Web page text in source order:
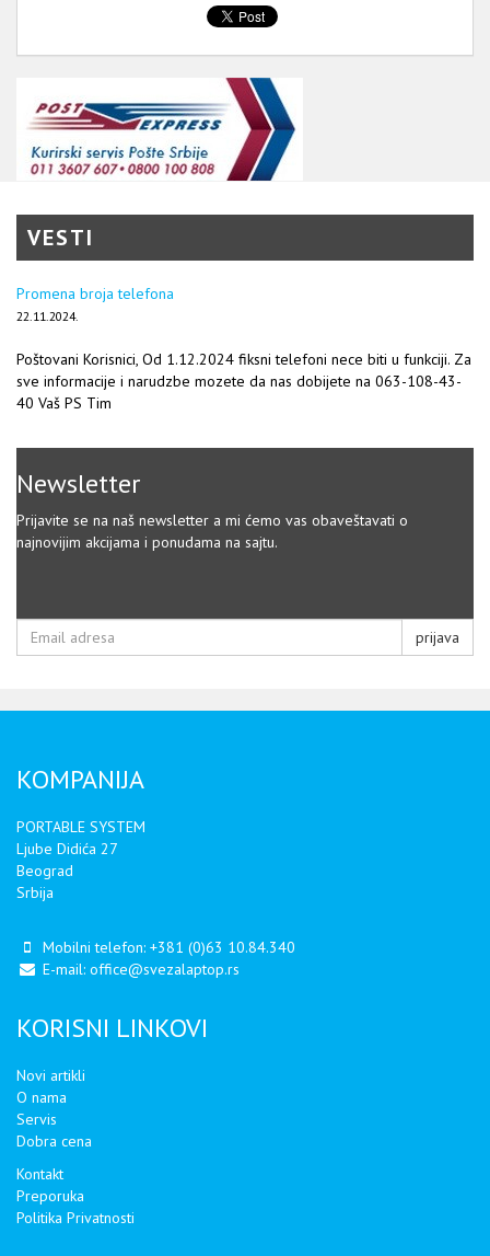
VESTI
Promena broja telefona
22.11.2024.
Poštovani Korisnici, Od 1.12.2024 fiksni telefoni nece biti u funkciji. Za
sve informacije i narudzbe mozete da nas dobijete na 063-108-43-
40 Vaš PS Tim
Newsletter
Prijavite se na naš newsletter a mi ćemo vas obaveštavati o
najnovijim akcijama i ponudama na sajtu.
prijava
KOMPANIJA
PORTABLE SYSTEM
Ljube Didića 27
Beograd
Srbija
Mobilni telefon: +381 (0)63 10.84.340
E-mail: office@svezalaptop.rs
KORISNI LINKOVI
Novi artikli
O nama
Servis
Dobra cena
Kontakt
Preporuka
Politika Privatnosti